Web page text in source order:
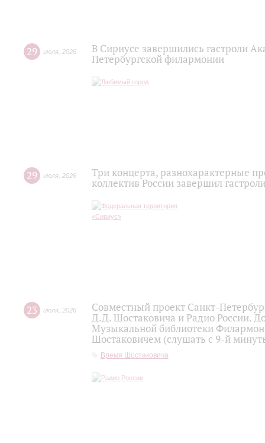
29 июля 2026
В Сириусе завершились гастроли
Петербургской филармонии
29 июля 2026
Три концерта, разнохарактерные
коллектив России завершил
23 июля 2026
Совместный проект Санкт-
Д.Д. Шостаковича и Радио России.
Музыкальной библиотеки
Шостаковичем (слушать с 9-й
Время Шостаковича